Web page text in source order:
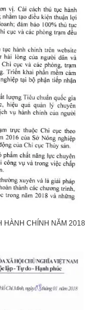
HÀNH CHÍNH NĂM 2018